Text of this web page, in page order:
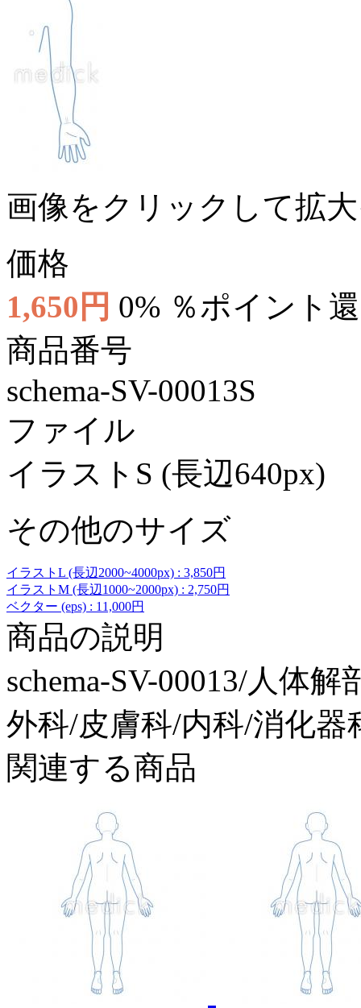
画像をクリックして拡
価格
1,650円 0% ％ポイント
商品番号
schema-SV-00013S
ファイル
イラストS (長辺640px)
その他のサイズ
イラストL (長辺2000~4000px) : 3,850円
イラストM (長辺1000~2000px) : 2,750円
ベクター (eps) : 11,000円
商品の説明
schema-SV-00013/人体
外科/皮膚科/内科/消化器
関連する商品